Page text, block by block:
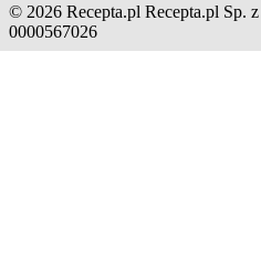
© 2026 Recepta.pl Recepta.pl Sp.
0000567026